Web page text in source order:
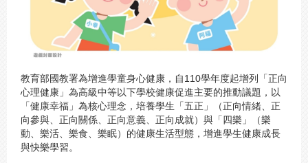
教育部國教署為增進學童身心健康，自110學年度起增列「正向
心理健康」為高級中等以下學校健康促進主要的推動議題，以
「健康幸福」為核心理念，培養學生「五正」（正向情緒、正
向參與、正向關係、正向意義、正向成就）與「四樂」（樂
動、樂活、樂食、樂眠）的健康生活型態，增進學生健康成長
與快樂學習。